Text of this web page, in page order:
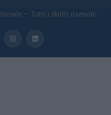
– Tutti i diritti riservati